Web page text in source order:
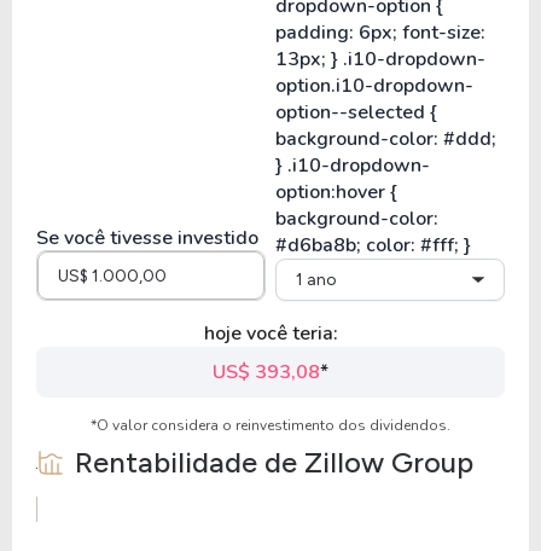
Se você tivesse investido
1 ano
hoje você teria:
US$ 393,08*
*O valor considera o reinvestimento dos dividendos.
Rentabilidade de Zillow Group